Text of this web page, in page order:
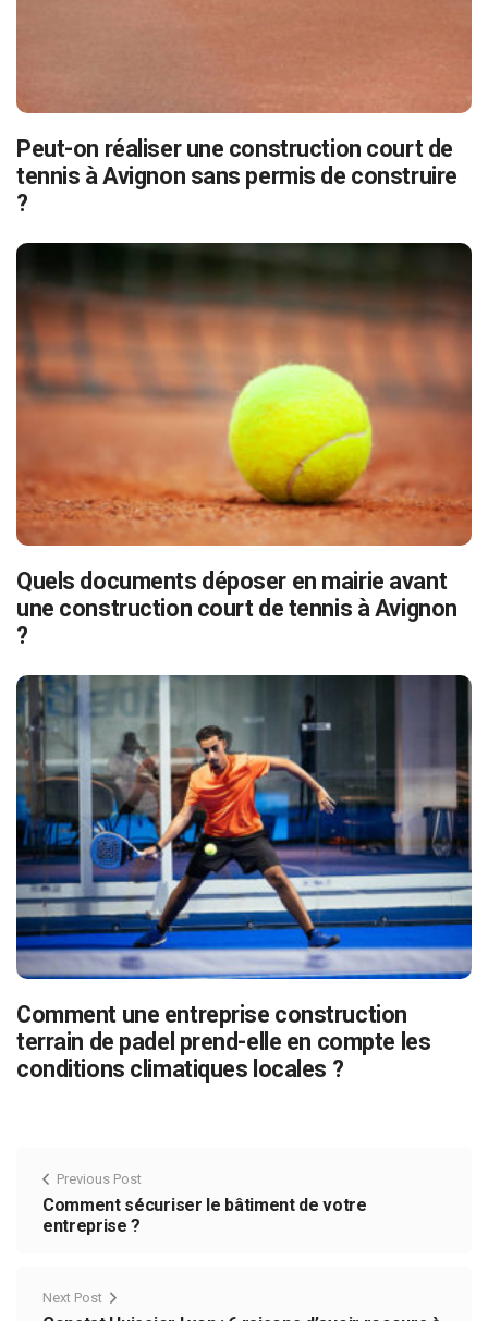
Peut-on réaliser une construction court de
tennis à Avignon sans permis de construire
?
Quels documents déposer en mairie avant
une construction court de tennis à Avignon
?
Comment une entreprise construction
terrain de padel prend-elle en compte les
conditions climatiques locales ?
Previous Post
Comment sécuriser le bâtiment de votre
entreprise ?
Next Post